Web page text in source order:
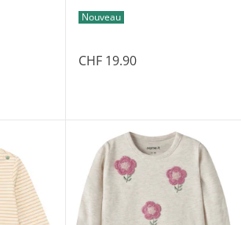
Nouveau
CHF 19.90